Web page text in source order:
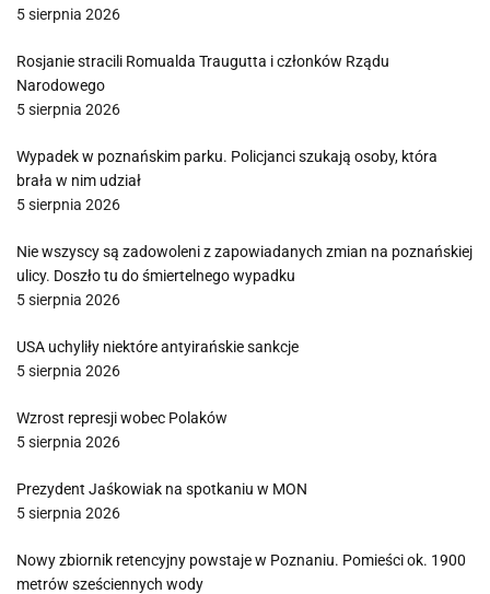
5 sierpnia 2026
Rosjanie stracili Romualda Traugutta i członków Rządu
Narodowego
5 sierpnia 2026
Wypadek w poznańskim parku. Policjanci szukają osoby, która
brała w nim udział
5 sierpnia 2026
Nie wszyscy są zadowoleni z zapowiadanych zmian na poznańskiej
ulicy. Doszło tu do śmiertelnego wypadku
5 sierpnia 2026
USA uchyliły niektóre antyirańskie sankcje
5 sierpnia 2026
Wzrost represji wobec Polaków
5 sierpnia 2026
Prezydent Jaśkowiak na spotkaniu w MON
5 sierpnia 2026
Nowy zbiornik retencyjny powstaje w Poznaniu. Pomieści ok. 1900
metrów sześciennych wody